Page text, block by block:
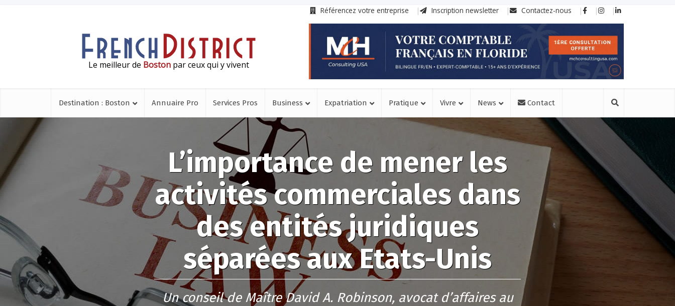
Référencez votre entreprise Inscription newsletter Contactez-nous
Le meilleur de Boston par ceux qui y vivent
Destination : Boston Annuaire Pro Services Pros Business Expatriation Pratique Vivre News Contact
L’importance de mener les
activités commerciales dans
des entités juridiques
séparées aux Etats-Unis
Un conseil de Maître David A. Robinson, avocat d’affaires au